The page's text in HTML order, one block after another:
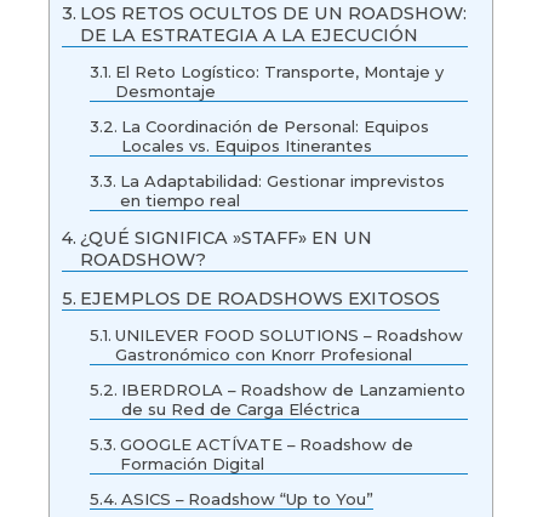
LOS RETOS OCULTOS DE UN ROADSHOW:
DE LA ESTRATEGIA A LA EJECUCIÓN
El Reto Logístico: Transporte, Montaje y
Desmontaje
La Coordinación de Personal: Equipos
Locales vs. Equipos Itinerantes
La Adaptabilidad: Gestionar imprevistos
en tiempo real
¿QUÉ SIGNIFICA »STAFF» EN UN
ROADSHOW?
EJEMPLOS DE ROADSHOWS EXITOSOS
UNILEVER FOOD SOLUTIONS – Roadshow
Gastronómico con Knorr Profesional
IBERDROLA – Roadshow de Lanzamiento
de su Red de Carga Eléctrica
GOOGLE ACTÍVATE – Roadshow de
Formación Digital
ASICS – Roadshow “Up to You”